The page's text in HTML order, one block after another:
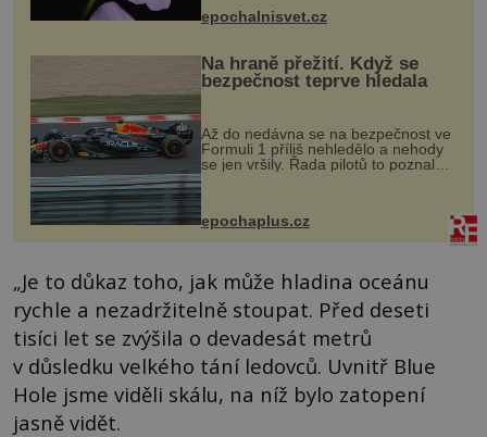
vstupenka...
epochalnisvet.cz
Na hraně přežití. Když se
bezpečnost teprve hledala
Až do nedávna se na bezpečnost ve
Formuli 1 příliš nehledělo a nehody
se jen vršily. Řada pilotů to poznala
na vlastní kůži, často s trvalými
následky nebo bohužel i ztrátou
života. Dnes nepochopiteln...
epochaplus.cz
„Je to důkaz toho, jak může hladina oceánu
rychle a nezadržitelně stoupat. Před deseti
tisíci let se zvýšila o devadesát metrů
v důsledku velkého tání ledovců. Uvnitř Blue
Hole jsme viděli skálu, na níž bylo zatopení
jasně vidět.